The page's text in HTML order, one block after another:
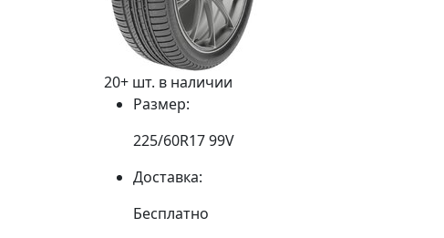
20+ шт. в наличии
Размер:
225/60R17 99V
Доставка:
Бесплатно